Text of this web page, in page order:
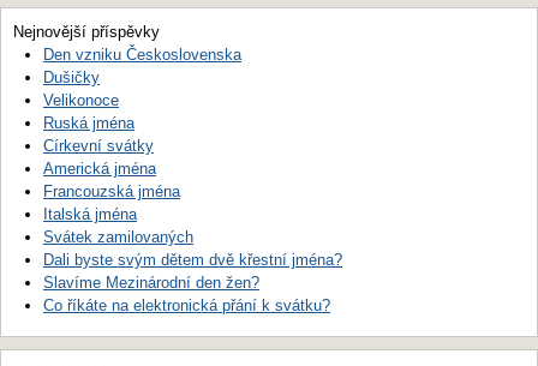
Nejnovější příspěvky
Den vzniku Československa
Dušičky
Velikonoce
Ruská jména
Církevní svátky
Americká jména
Francouzská jména
Italská jména
Svátek zamilovaných
Dali byste svým dětem dvě křestní jména?
Slavíme Mezinárodní den žen?
Co říkáte na elektronická přání k svátku?